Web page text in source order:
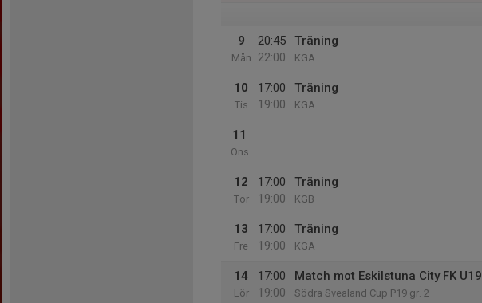
9
Mån
20:45
22:00
Träning
KGA
10
Tis
17:00
19:00
Träning
KGA
11
Ons
12
Tor
17:00
19:00
Träning
KGB
13
Fre
17:00
19:00
Träning
KGA
14
Lör
17:00
19:00
Match mot Eskilstuna City FK U19
Södra Svealand Cup P19 gr. 2